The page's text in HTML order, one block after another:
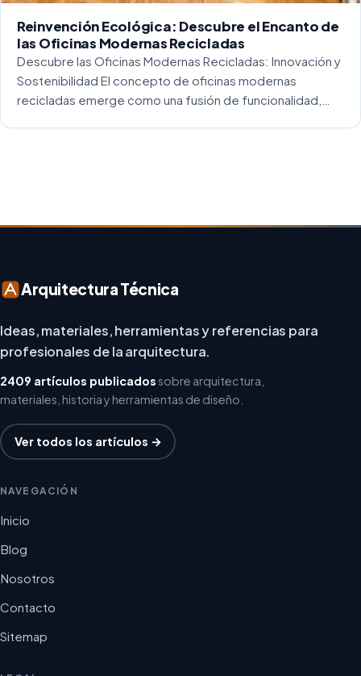
Reinvención Ecológica: Descubre el Encanto de
las Oficinas Modernas Recicladas
Descubre las Oficinas Modernas Recicladas: Innovación y
Sostenibilidad El concepto de oficinas modernas
recicladas emerge como una fusión de funcionalidad,
Arquitectura Técnica
Ideas, materiales, herramientas y referencias para
profesionales de la arquitectura.
2409 artículos publicadossobre arquitectura,
materiales, historia y herramientas de diseño.
Ver todos los artículos →
NAVEGACIÓN
Inicio
Blog
Nosotros
Contacto
Sitemap